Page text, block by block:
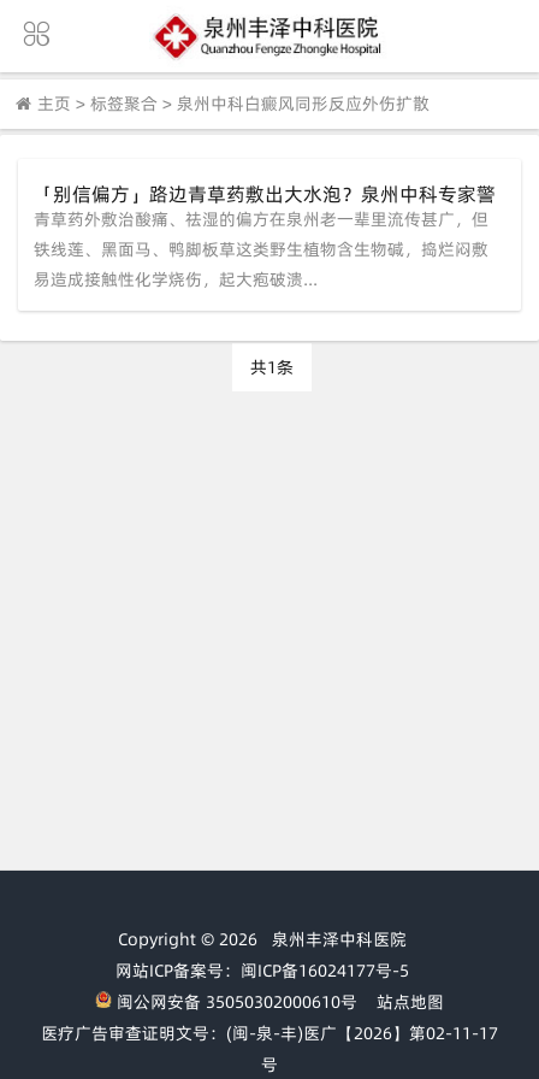
主页 > 标签聚合 > 泉州中科白癜风同形反应外伤扩散
「别信偏方」路边青草药敷出大水泡？泉州中科专家警
告：外伤刺激加速扩散！正规308光疗才靠谱。
青草药外敷治酸痛、祛湿的偏方在泉州老一辈里流传甚广，但
铁线莲、黑面马、鸭脚板草这类野生植物含生物碱，捣烂闷敷
易造成接触性化学烧伤，起大疱破溃...
共1条
Copyright © 2026 泉州丰泽中科医院
网站ICP备案号：闽ICP备16024177号-5
闽公网安备 35050302000610号
站点地图
医疗广告审查证明文号：(闽-泉-丰)医广【2026】第02-11-17
号